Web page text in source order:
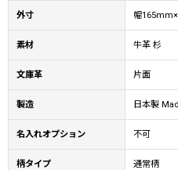
外寸 幅
素材 牛革 杉
文庫革 片面
製造 日本製
名入れオプション 不可
柄タイプ 通常柄